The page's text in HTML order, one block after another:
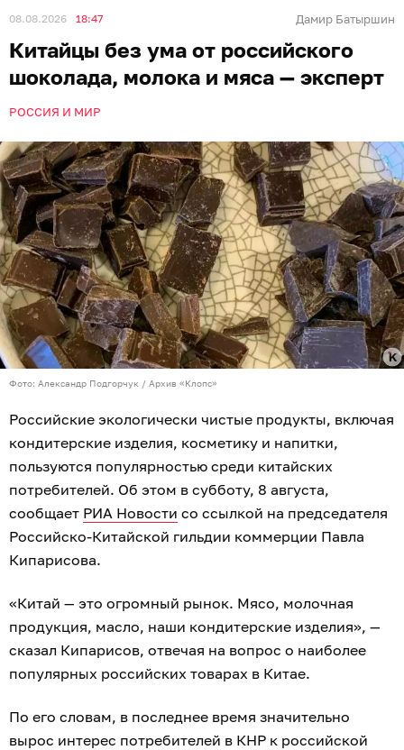
08.08.2026 18:47 Дамир Батыршин
Китайцы без ума от российского
шоколада, молока и мяса — эксперт
РОССИЯ И МИР
Фото: Александр Подгорчук / Архив «Клопс»
Российские экологически чистые продукты, включая
кондитерские изделия, косметику и напитки,
пользуются популярностью среди китайских
потребителей. Об этом в субботу, 8 августа,
сообщает РИА Новости со ссылкой на председателя
Российско-Китайской гильдии коммерции Павла
Кипарисова.
«Китай — это огромный рынок. Мясо, молочная
продукция, масло, наши кондитерские изделия», —
сказал Кипарисов, отвечая на вопрос о наиболее
популярных российских товарах в Китае.
По его словам, в последнее время значительно
вырос интерес потребителей в КНР к российской